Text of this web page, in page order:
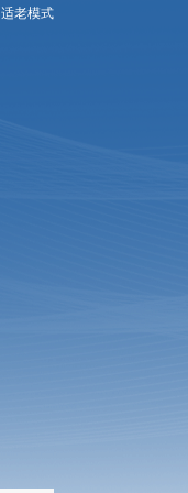
适老模式